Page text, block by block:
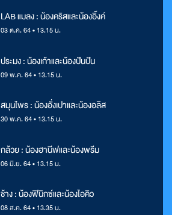
LAB แมลง : น้องคริสและน้องอิ้งค์
03 ต.ค. 64 • 13.15 น.
ประมง : น้องเก้าและน้องปันปัน
09 พ.ค. 64 • 13.15 น.
สมุนไพร : น้องอั่งเปาและน้องอลิส
30 พ.ค. 64 • 13.15 น.
กล้วย : น้องฮานีฟและน้องพรีม
06 มิ.ย. 64 • 13.15 น.
ช้าง : น้องฟินิกซ์และน้องไอคิว
08 ส.ค. 64 • 13.35 น.